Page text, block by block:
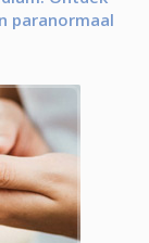
paranormaal